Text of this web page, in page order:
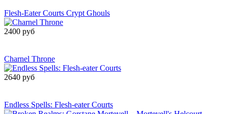
Flesh-Eater Courts Crypt Ghouls
2400 руб
Charnel Throne
2640 руб
Endless Spells: Flesh-eater Courts